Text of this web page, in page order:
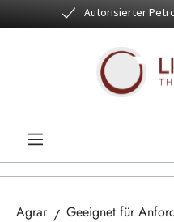
Zum Hauptinhalt springen
Autorisierter
Agrar Geeignet für